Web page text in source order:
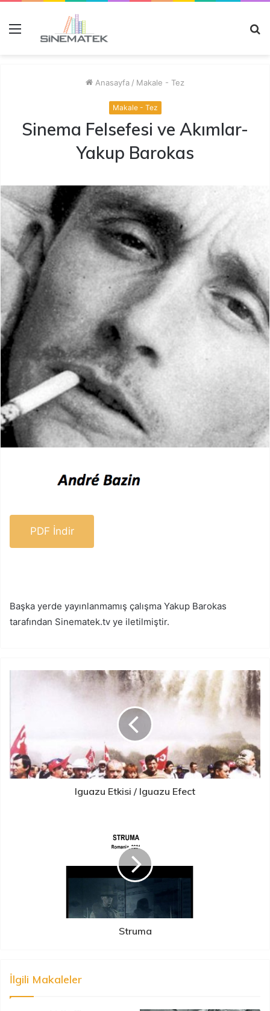
Anasayfa / Makale - Tez
Makale - Tez
Sinema Felsefesi ve Akımlar-
Yakup Barokas
PDF İndir
Başka yerde yayınlanmamış çalışma Yakup Barokas
tarafından Sinematek.tv ye iletilmiştir.
Iguazu Etkisi / Iguazu Efect
Struma
İlgili Makaleler